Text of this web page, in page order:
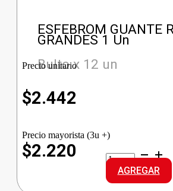
ESFEBROM GUANTE
GRANDES 1 Un
Bulto x 12 un
Precio unitario
$2.442
Precio mayorista (3u +)
$2.220
ESFEBROM
GUANTE
ROSA
GRANDES
AGREGAR